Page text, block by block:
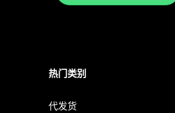
热门类别
代发货